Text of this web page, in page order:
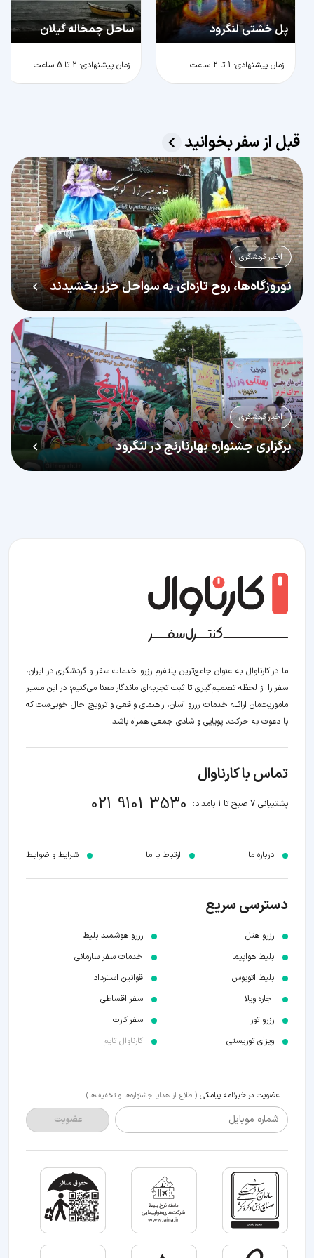
پل خشتی لنگرود
زمان پیشنهادی: 1 تا 2 ساعت
ساحل چمخاله گیلان
زمان پیشنهادی: 2 تا 5 ساعت
قبل از سفر بخوانید
اخبار گردشگری
نوروزگاه‌ها، روح تازه‌ای به سواحل خزر بخشیدند
اخبار گردشگری
برگزاری جشنواره بهارنارنج در لنگرود
ما در کارناوال به عنوان جامع‌ترین پلتفرم رزرو خدمات سفر و گردشگری در ایران،
سفر را از لحظه‌ تصمیم‌گیری تا ثبت تجربه‌ای ماندگار معنا می‌کنیم؛ در این مسیر‍
ماموریت‌مان اراﺋــﻪ خدمات رزرو آسان، راهنمای واقعی و ترویج حال خوبی‌ست که
با دعوت به حرکت، پویایی و شادی جمعی همراه باشد.
تماس با کارناوال
پشتیبانی 7 صبح تا 1 بامداد: 021 9101 3530
درباره ما ارتباط با ما شرایط و ضوابـط
دسترسی سریع
رزرو هتل
بلیط هواپیما
بلیط اتوبوس
اجاره ویلا
رزرو تور
ویزای توریستی
رزرو هوشمند بلیط
خدمات سفر سازمانی
قوانین استرداد
سفر اقساطی
سفر کارت
کارناوال تایم
عضویت در خبرنامه پیامکی (اطلاع از هدایا جشنواره‌ها و تخفیف‌ها)
شماره موبایل عضویت